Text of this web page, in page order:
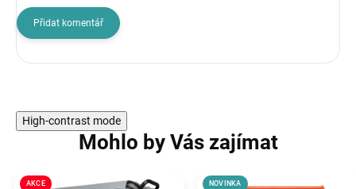
Přidat komentář
High-contrast mode
Mohlo by Vás zajímat
AKCE NOVINKA